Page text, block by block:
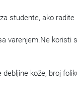
studente, ako
varenjem.Ne koristi
kože, broj